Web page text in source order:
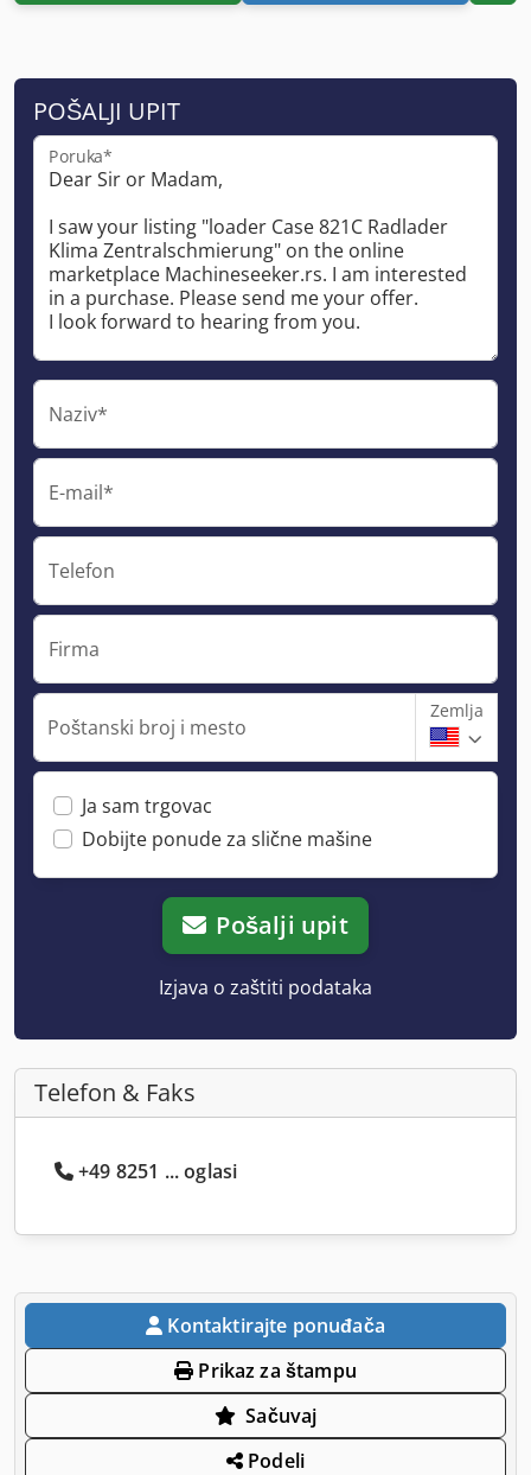
POŠALJI UPIT
Poruka*
Naziv*
E-mail*
Telefon
Firma
Poštanski broj i mesto
Zemlja
Ja sam trgovac
Dobijte ponude za slične mašine
Pošalji upit
Izjava o zaštiti podataka
Telefon & Faks
+49 8251 ... oglasi
Kontaktirajte ponuđača
Prikaz za štampu
Sačuvaj
Podeli